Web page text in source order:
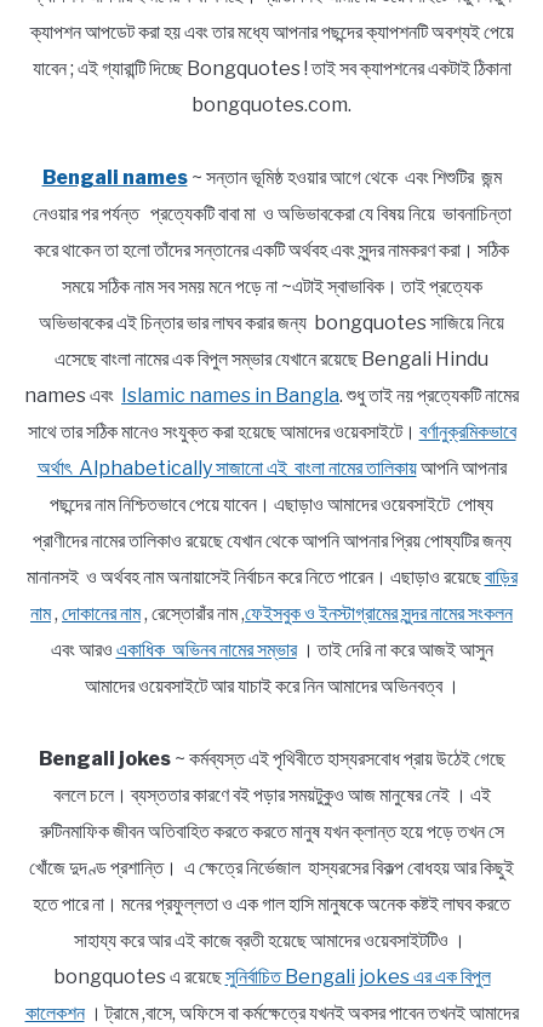
ক্যাপশন আপডেট করা হয় এবং তার মধ্যে আপনার পছন্দের ক্যাপশনটি অবশ্যই পেয়ে
যাবেন ; এই গ্যারান্টি দিচ্ছে Bongquotes ! তাই সব ক্যাপশনের একটাই ঠিকানা
bongquotes.com.
Bengali names~ সন্তান ভূমিষ্ঠ হওয়ার আগে থেকে এবং শিশুটির জন্ম
নেওয়ার পর পর্যন্ত প্রত্যেকটি বাবা মা ও অভিভাবকেরা যে বিষয় নিয়ে ভাবনাচিন্তা
করে থাকেন তা হলো তাঁদের সন্তানের একটি অর্থবহ এবং সুন্দর নামকরণ করা। সঠিক
সময়ে সঠিক নাম সব সময় মনে পড়ে না ~এটাই স্বাভাবিক। তাই প্রত্যেক
অভিভাবকের এই চিন্তার ভার লাঘব করার জন্য bongquotes সাজিয়ে নিয়ে
এসেছে বাংলা নামের এক বিপুল সম্ভার যেখানে রয়েছে Bengali Hindu
names এবং Islamic names in Bangla. শুধু তাই নয় প্রত্যেকটি নামের
সাথে তার সঠিক মানেও সংযুক্ত করা হয়েছে আমাদের ওয়েবসাইটে। বর্ণানুক্রমিকভাবে
অর্থাৎ Alphabetically সাজানো এই বাংলা নামের তালিকায়আপনি আপনার
পছন্দের নাম নিশ্চিতভাবে পেয়ে যাবেন। এছাড়াও আমাদের ওয়েবসাইটে পোষ্য
প্রাণীদের নামের তালিকাও রয়েছে যেখান থেকে আপনি আপনার প্রিয় পোষ্যটির জন্য
মানানসই ও অর্থবহ নাম অনায়াসেই নির্বাচন করে নিতে পারেন। এছাড়াও রয়েছেবাড়ির
নাম, দোকানের নাম, রেস্তোরাঁর নাম ,ফেইসবুক ও ইনস্টাগ্রামের সুন্দর নামের সংকলন
এবং আরও একাধিক অভিনব নামের সম্ভার। তাই দেরি না করে আজই আসুন
আমাদের ওয়েবসাইটে আর যাচাই করে নিন আমাদের অভিনবত্ব ।
Bengali jokes~ কর্মব্যস্ত এই পৃথিবীতে হাস্যরসবোধ প্রায় উঠেই গেছে
বললে চলে। ব্যস্ততার কারণে বই পড়ার সময়টুকুও আজ মানুষের নেই । এই
রুটিনমাফিক জীবন অতিবাহিত করতে করতে মানুষ যখন ক্লান্ত হয়ে পড়ে তখন সে
খোঁজে দুদণ্ড প্রশান্তি। এ ক্ষেত্রে নির্ভেজাল হাস্যরসের বিকল্প বোধহয় আর কিছুই
হতে পারে না। মনের প্রফুল্লতা ও এক গাল হাসি মানুষকে অনেক কষ্টই লাঘব করতে
সাহায্য করে আর এই কাজে ব্রতী হয়েছে আমাদের ওয়েবসাইটটিও ।
bongquotes এ রয়েছেসুনির্বাচিত Bengali jokes এর এক বিপুল
কালেকশন। ট্রামে ,বাসে, অফিসে বা কর্মক্ষেত্রে যখনই অবসর পাবেন তখনই আমাদের